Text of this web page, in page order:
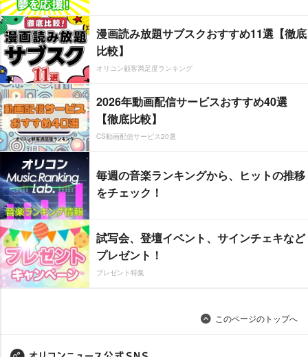
漫画読み放題サブスクおすすめ11選【徹底
比較】
オリコン顧客満足度ランキング
2026年動画配信サービスおすすめ40選
【徹底比較】
CS動画配信サービス20選
毎週の音楽ランキングから、ヒットの推移
をチェック！
試写会、登壇イベント、サインチェキなど
プレゼント！
プレゼント特集
このページのトップへ